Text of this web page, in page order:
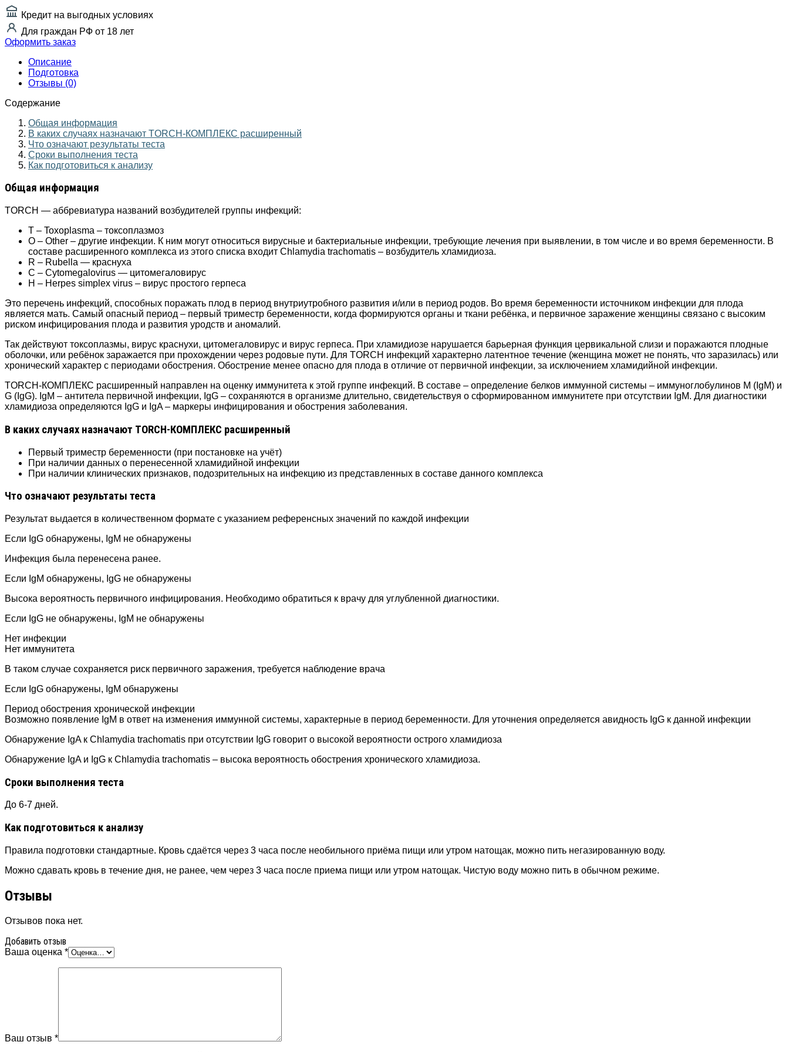
Кредит на выгодных условиях
Для граждан РФ от 18 лет
Оформить заказ
Описание
Подготовка
Отзывы (0)
Содержание
Общая информация
В каких случаях назначают TORCH-КОМПЛЕКС расширенный
Что означают результаты теста
Сроки выполнения теста
Как подготовиться к анализу
Общая информация
TORCH — аббревиатура названий возбудителей группы инфекций:
T – Toxoplasmа – токсоплазмоз
O – Other – другие инфекции. К ним могут относиться вирусные и бактериальные инфекции, требующие лечения при выявлении, в том числе и во время беременности. В
составе расширенного комплекса из этого списка входит Chlamydia trachomatis – возбудитель хламидиоза.
R – Rubella — краснуха
C – Cytomegalovirus — цитомегаловирус
H – Herpes simplex virus – вирус простого герпеса
Это перечень инфекций, способных поражать плод в период внутриутробного развития и/или в период родов. Во время беременности источником инфекции для плода
является мать. Самый опасный период – первый триместр беременности, когда формируются органы и ткани ребёнка, и первичное заражение женщины связано с высоким
риском инфицирования плода и развития уродств и аномалий.
Так действуют токсоплазмы, вирус краснухи, цитомегаловирус и вирус герпеса. При хламидиозе нарушается барьерная функция цервикальной слизи и поражаются плодные
оболочки, или ребёнок заражается при прохождении через родовые пути. Для TORCH инфекций характерно латентное течение (женщина может не понять, что заразилась) или
хронический характер с периодами обострения. Обострение менее опасно для плода в отличие от первичной инфекции, за исключением хламидийной инфекции.
TORCH-КОМПЛЕКС расширенный направлен на оценку иммунитета к этой группе инфекций. В составе – определение белков иммунной системы – иммуноглобулинов M (IgM) и
G (IgG). IgM – антитела первичной инфекции, IgG – сохраняются в организме длительно, свидетельствуя о сформированном иммунитете при отсутствии IgM. Для диагностики
хламидиоза определяются IgG и IgA – маркеры инфицирования и обострения заболевания.
В каких случаях назначают TORCH-КОМПЛЕКС расширенный
Первый триместр беременности (при постановке на учёт)
При наличии данных о перенесенной хламидийной инфекции
При наличии клинических признаков, подозрительных на инфекцию из представленных в составе данного комплекса
Что означают результаты теста
Результат выдается в количественном формате с указанием референсных значений по каждой инфекции
Если IgG обнаружены, IgM не обнаружены
Инфекция была перенесена ранее.
Если IgM обнаружены, IgG не обнаружены
Высока вероятность первичного инфицирования. Необходимо обратиться к врачу для углубленной диагностики.
Если IgG не обнаружены, IgM не обнаружены
Нет инфекции
Нет иммунитета
В таком случае сохраняется риск первичного заражения, требуется наблюдение врача
Если IgG обнаружены, IgM обнаружены
Период обострения хронической инфекции
Возможно появление IgM в ответ на изменения иммунной системы, характерные в период беременности. Для уточнения определяется авидность IgG к данной инфекции
Обнаружение IgA к Chlamydia trachomatis при отсутствии IgG говорит о высокой вероятности острого хламидиоза
Обнаружение IgA и IgG к Chlamydia trachomatis – высока вероятность обострения хронического хламидиоза.
Сроки выполнения теста
До 6-7 дней.
Как подготовиться к анализу
Правила подготовки стандартные. Кровь сдаётся через 3 часа после необильного приёма пищи или утром натощак, можно пить негазированную воду.
Можно сдавать кровь в течение дня, не ранее, чем через 3 часа после приема пищи или утром натощак. Чистую воду можно пить в обычном режиме.
Отзывы
Отзывов пока нет.
Добавить отзыв
Ваша оценка *
Ваш отзыв *